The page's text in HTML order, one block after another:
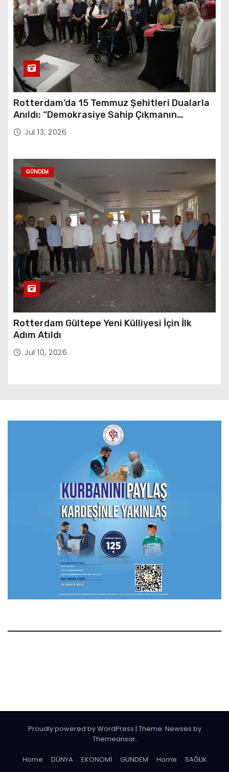
Rotterdam’da 15 Temmuz Şehitleri Dualarla
Anıldı: “Demokrasiye Sahip Çıkmanın
Sembolü”
Jul 13, 2026
GÜNDEM
Rotterdam Gültepe Yeni Külliyesi İçin İlk
Adım Atıldı
Jul 10, 2026
Proudly powered by WordPress | Theme: Newses by
Themeansar.
Home DÜNYA EKONOMİ GÜNDEM Home SAĞLIK